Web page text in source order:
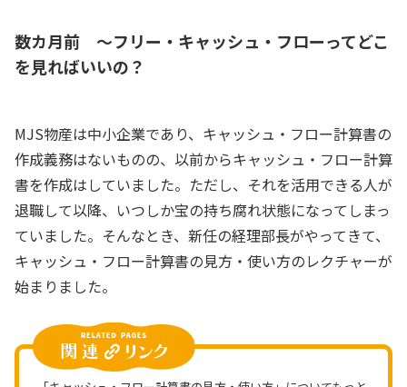
数カ月前 ～フリー・キャッシュ・フローってどこ
を見ればいいの？
MJS物産は中小企業であり、キャッシュ・フロー計算書の
作成義務はないものの、以前からキャッシュ・フロー計算
書を作成はしていました。ただし、それを活用できる人が
退職して以降、いつしか宝の持ち腐れ状態になってしまっ
ていました。そんなとき、新任の経理部長がやってきて、
キャッシュ・フロー計算書の見方・使い方のレクチャーが
始まりました。